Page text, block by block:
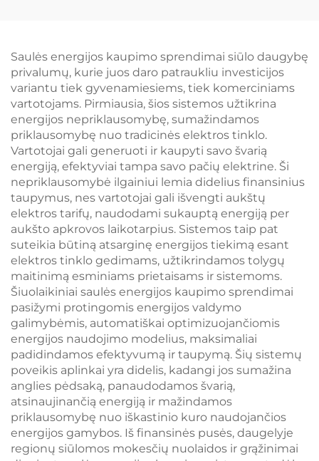
mikrotinklai, BESS
Saulės energijos kaupimo sprendimai siūlo daugybę
privalumų, kurie juos daro patraukliu investicijos
variantu tiek gyvenamiesiems, tiek komerciniams
vartotojams. Pirmiausia, šios sistemos užtikrina
energijos nepriklausomybę, sumažindamos
priklausomybę nuo tradicinės elektros tinklo.
Vartotojai gali generuoti ir kaupyti savo švarią
energiją, efektyviai tampa savo pačių elektrine. Ši
nepriklausomybė ilgainiui lemia didelius finansinius
taupymus, nes vartotojai gali išvengti aukštų
elektros tarifų, naudodami sukauptą energiją per
aukšto apkrovos laikotarpius. Sistemos taip pat
suteikia būtiną atsarginę energijos tiekimą esant
elektros tinklo gedimams, užtikrindamos tolygų
maitinimą esminiams prietaisams ir sistemoms.
Šiuolaikiniai saulės energijos kaupimo sprendimai
pasižymi protingomis energijos valdymo
galimybėmis, automatiškai optimizuojančiomis
energijos naudojimo modelius, maksimaliai
padidindamos efektyvumą ir taupymą. Šių sistemų
poveikis aplinkai yra didelis, kadangi jos sumažina
anglies pėdsaką, panaudodamos švarią,
atsinaujinančią energiją ir mažindamos
priklausomybę nuo iškastinio kuro naudojančios
energijos gamybos. Iš finansinės pusės, daugelyje
regionų siūlomos mokesčių nuolaidos ir grąžinimai